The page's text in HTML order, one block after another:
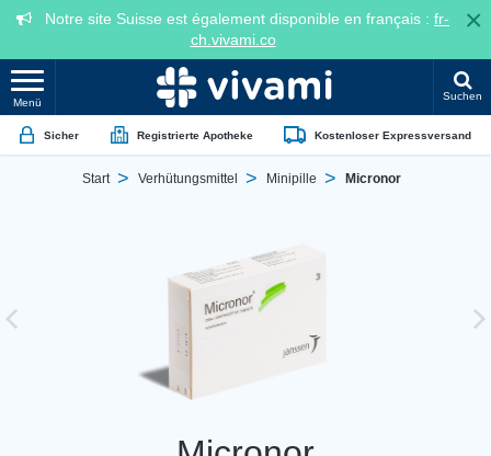
Notre site Suisse est également disponible en français : fr-
ch.vivami.co
×
Menü
Suchen
Sicher Registrierte Apotheke Kostenloser Expressversand
Start Verhütungsmittel Minipille Micronor